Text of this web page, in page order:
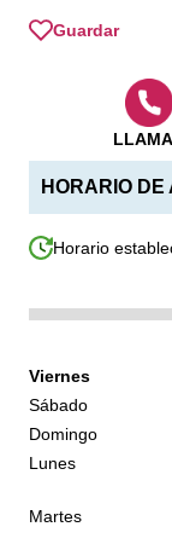
Guardar
HORARIO
Horario
Viernes
Sábado
Domingo
Lunes
Martes